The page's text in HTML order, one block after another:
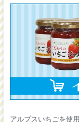
アルプスいちごを使